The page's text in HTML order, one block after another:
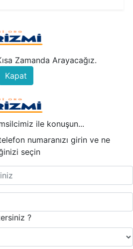
Zamanda Arayacağız.
Kapat
ile konuşun...
numaranızı girin ve ne
seçin
?